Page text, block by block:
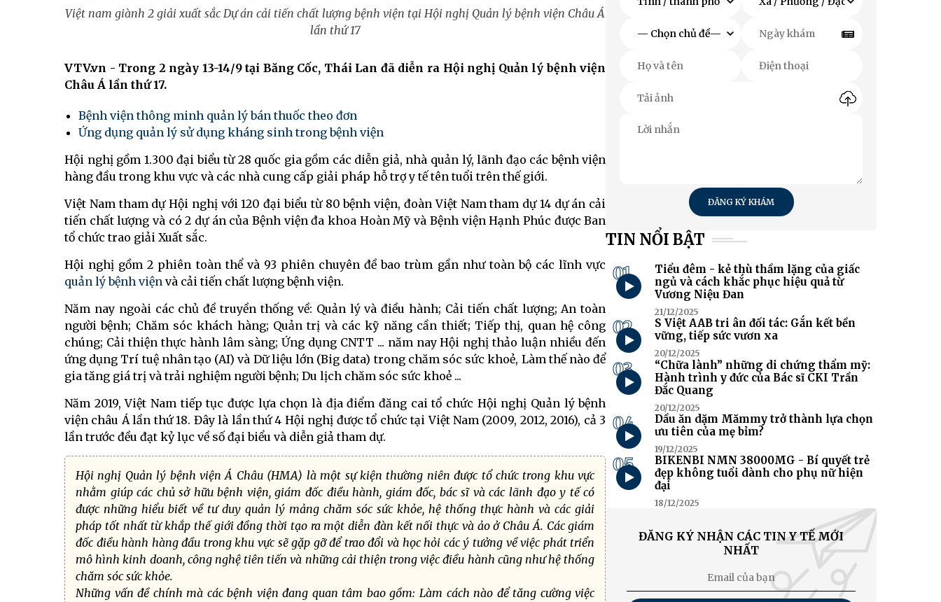
Việt nam giành 2 giải xuất sắc Dự án cải tiến chất lượng bệnh viện tại Hội nghị Quản lý bệnh viện Châu Á
lần thứ 17
VTV.vn - Trong 2 ngày 13-14/9 tại Băng Cốc, Thái Lan đã diễn ra Hội nghị Quản lý bệnh viện
Châu Á lần thứ 17.
Bệnh viện thông minh quản lý bán thuốc theo đơn
Ứng dụng quản lý sử dụng kháng sinh trong bệnh viện
Hội nghị gồm 1.300 đại biểu từ 28 quốc gia gồm các diễn giả, nhà quản lý, lãnh đạo các bệnh viện
hàng đầu trong khu vực và các nhà cung cấp giải pháp hỗ trợ y tế tên tuổi trên thế giới.
Việt Nam tham dự Hội nghị với 120 đại biểu từ 80 bệnh viện, đoàn Việt Nam tham dự 14 dự án cải
tiến chất lượng và có 2 dự án của Bệnh viện đa khoa Hoàn Mỹ và Bệnh viện Hạnh Phúc được Ban
tổ chức trao giải Xuất sắc.
Hội nghị gồm 2 phiên toàn thể và 93 phiên chuyên đề bao trùm gần như toàn bộ các lĩnh vực
quản lý bệnh viện và cải tiến chất lượng bệnh viện.
Năm nay ngoài các chủ đề truyền thống về: Quản lý và điều hành; Cải tiến chất lượng; An toàn
người bệnh; Chăm sóc khách hàng; Quản trị và các kỹ năng cần thiết; Tiếp thị, quan hệ công
chúng; Cải thiện thực hành lâm sàng; Ứng dụng CNTT ... năm nay Hội nghị thảo luận nhiều đến
ứng dụng Trí tuệ nhân tạo (AI) và Dữ liệu lớn (Big data) trong chăm sóc sức khoẻ, Làm thế nào để
gia tăng giá trị và trải nghiệm người bệnh; Du lịch chăm sóc sức khoẻ ...
Năm 2019, Việt Nam tiếp tục được lựa chọn là địa điểm đăng cai tổ chức Hội nghị Quản lý bệnh
viện châu Á lần thứ 18. Đây là lần thứ 4 Hội nghị được tổ chức tại Việt Nam (2009, 2012, 2016), cả 3
lần trước đều đạt kỷ lục về số đại biểu và diễn giả tham dự.
Hội nghị Quản lý bệnh viện Á Châu (HMA) là một sự kiện thường niên được tổ chức trong khu vực
nhằm giúp các chủ sở hữu bệnh viện, giám đốc điều hành, giám đốc, bác sĩ và các lãnh đạo y tế có
được những hiểu biết về tư duy quản lý mảng chăm sóc sức khỏe, hệ thống thực hành và các giải
pháp tốt nhất từ khắp thế giới đồng thời tạo ra một diễn đàn kết nối thực và ảo ở Châu Á. Các giám
đốc điều hành hàng đầu trong khu vực sẽ gặp gỡ để trao đổi và học hỏi các ý tưởng về việc phát triển
mô hình kinh doanh, công nghệ tiên tiến và những cải thiện trong việc điều hành cũng như hệ thống
chăm sóc sức khỏe.
Những vấn đề chính mà các bệnh viện đang quan tâm bao gồm: Làm cách nào để tăng cường việc
ĐĂNG KÝ KHÁM
TIN NỔI BẬT
01
Tiểu đêm - kẻ thù thầm lặng của giấc
ngủ và cách khắc phục hiệu quả từ
Vương Niệu Đan
21/12/2025
02
S Việt AAB tri ân đối tác: Gắn kết bền
vững, tiếp sức vươn xa
20/12/2025
03
“Chữa lành” những di chứng thẩm mỹ:
Hành trình y đức của Bác sĩ CKI Trần
Đắc Quang
20/12/2025
04
Dầu ăn dặm Mămmy trở thành lựa chọn
ưu tiên của mẹ bỉm?
19/12/2025
05
BIKENBI NMN 38000MG - Bí quyết trẻ
đẹp không tuổi dành cho phụ nữ hiện
đại
18/12/2025
ĐĂNG KÝ NHẬN CÁC TIN Y TẾ MỚI
NHẤT